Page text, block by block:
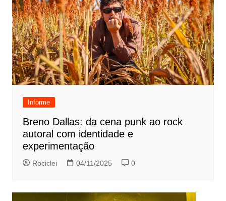
Informe
Breno Dallas: da cena punk ao rock
autoral com identidade e
experimentação
Rociclei 04/11/2025 0